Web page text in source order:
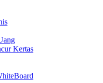
Kertas